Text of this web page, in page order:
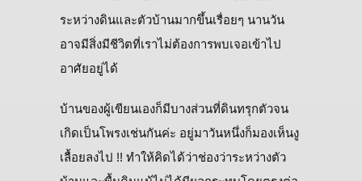
ระหว่างดินและตัวบ้านมากขึ้นเรื่อยๆ นานวัน
อาจมีสิ่งมีชีวิตที่เราไม่ต้องการพบเจอเข้าไป
อาศัยอยู่ได้
บ้านของผู้เขียนเองก็มีบางส่วนที่ดินทรุกตัวจน
เกิดเป็นโพรงเช่นกันค่ะ อยู่มาวันหนึ่งก็มองเห็นงู
เลื้อยลงไป !! ทำให้คิดได้ว่าช่องว่าระหว่างตัว